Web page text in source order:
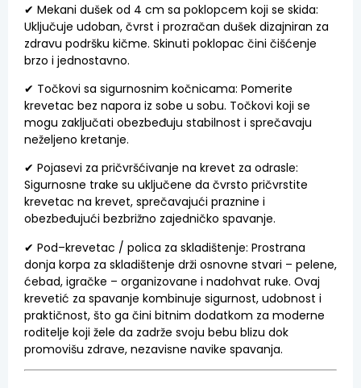
✔ Mekani dušek od 4 cm sa poklopcem koji se skida:
Uključuje udoban, čvrst i prozračan dušek dizajniran za
zdravu podršku kičme. Skinuti poklopac čini čišćenje
brzo i jednostavno.
✔ Točkovi sa sigurnosnim kočnicama: Pomerite
krevetac bez napora iz sobe u sobu. Točkovi koji se
mogu zaključati obezbeđuju stabilnost i sprečavaju
neželjeno kretanje.
✔ Pojasevi za pričvršćivanje na krevet za odrasle:
Sigurnosne trake su uključene da čvrsto pričvrstite
krevetac na krevet, sprečavajući praznine i
obezbeđujući bezbrižno zajedničko spavanje.
✔ Pod–krevetac / polica za skladištenje: Prostrana
donja korpa za skladištenje drži osnovne stvari – pelene,
ćebad, igračke – organizovane i nadohvat ruke. Ovaj
krevetić za spavanje kombinuje sigurnost, udobnost i
praktičnost, što ga čini bitnim dodatkom za moderne
roditelje koji žele da zadrže svoju bebu blizu dok
promovišu zdrave, nezavisne navike spavanja.